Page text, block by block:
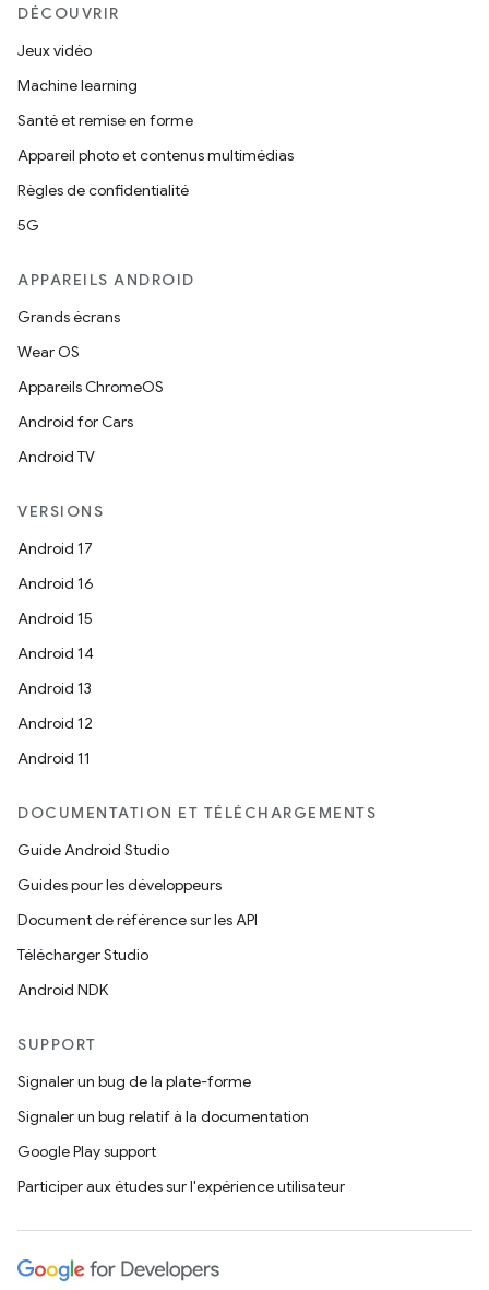
DÉCOUVRIR
Jeux vidéo
Machine learning
Santé et remise en forme
Appareil photo et contenus multimédias
Règles de confidentialité
5G
APPAREILS ANDROID
Grands écrans
Wear OS
Appareils ChromeOS
Android for Cars
Android TV
VERSIONS
Android 17
Android 16
Android 15
Android 14
Android 13
Android 12
Android 11
DOCUMENTATION ET TÉLÉCHARGEMENTS
Guide Android Studio
Guides pour les développeurs
Document de référence sur les API
Télécharger Studio
Android NDK
SUPPORT
Signaler un bug de la plate-forme
Signaler un bug relatif à la documentation
Google Play support
Participer aux études sur l'expérience utilisateur